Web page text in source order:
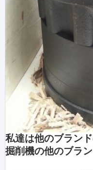
私達は他のブラン
掘削機の他のブラ